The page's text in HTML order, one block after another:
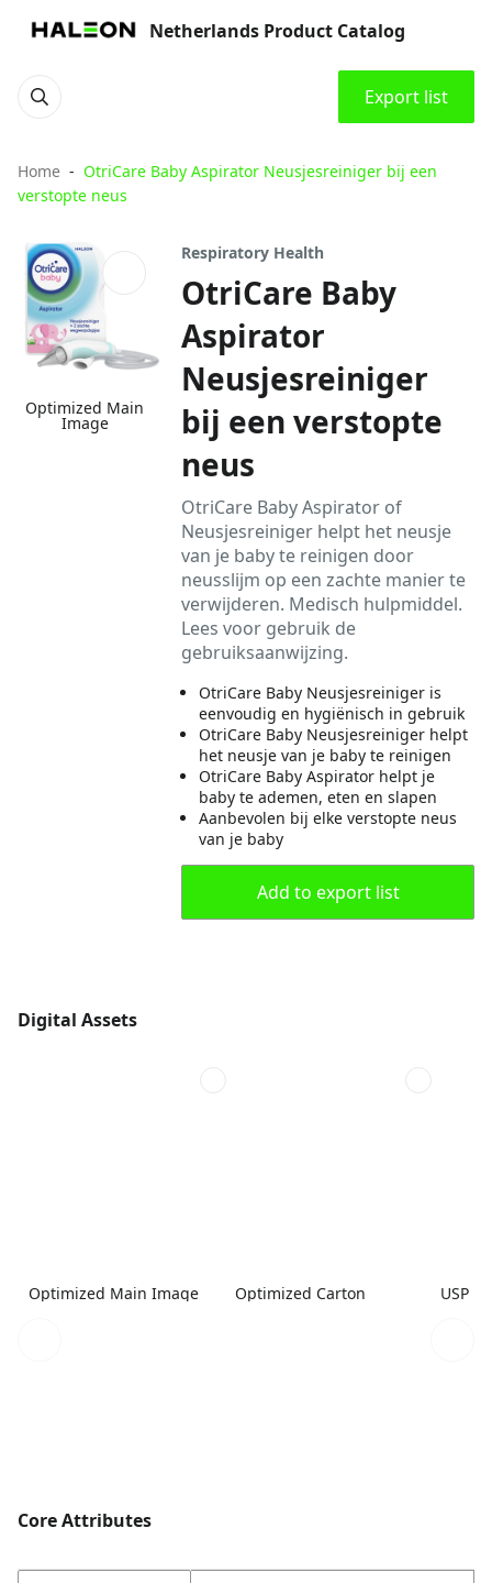
Netherlands Product Catalog
Export list
Home
OtriCare Baby Aspirator Neusjesreiniger bij een
verstopte neus
Optimized Main
Image
Respiratory Health
OtriCare Baby
Aspirator
Neusjesreiniger
bij een verstopte
neus
OtriCare Baby Aspirator of
Neusjesreiniger helpt het neusje
van je baby te reinigen door
neusslijm op een zachte manier te
verwijderen. Medisch hulpmiddel.
Lees voor gebruik de
gebruiksaanwijzing.
OtriCare Baby Neusjesreiniger is
eenvoudig en hygiënisch in gebruik
OtriCare Baby Neusjesreiniger helpt
het neusje van je baby te reinigen
OtriCare Baby Aspirator helpt je
baby te ademen, eten en slapen
Aanbevolen bij elke verstopte neus
van je baby
Add to export list
Digital Assets
Optimized Main Image Optimized Carton USP 1
Core Attributes